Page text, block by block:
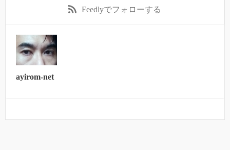
Feedlyでフォローする
ayirom-net